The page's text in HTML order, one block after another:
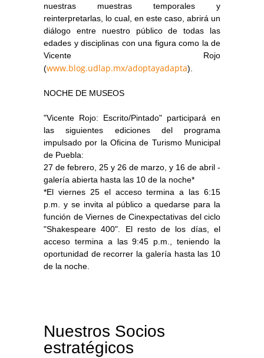
nuestras muestras temporales y
reinterpretarlas, lo cual, en este caso, abrirá un
diálogo entre nuestro público de todas las
edades y disciplinas con una figura como la de
Vicente Rojo
(www.blog.udlap.mx/adoptayadapta).
NOCHE DE MUSEOS
"Vicente Rojo: Escrito/Pintado" participará en
las siguientes ediciones del programa
impulsado por la Oficina de Turismo Municipal
de Puebla:
27 de febrero, 25 y 26 de marzo, y 16 de abril -
galería abierta hasta las 10 de la noche*
*El viernes 25 el acceso termina a las 6:15
p.m. y se invita al público a quedarse para la
función de Viernes de Cinexpectativas del ciclo
"Shakespeare 400". El resto de los días, el
acceso termina a las 9:45 p.m., teniendo la
oportunidad de recorrer la galería hasta las 10
de la noche.
Nuestros Socios
estratégicos